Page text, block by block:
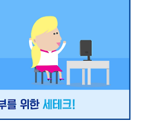
정도로 둘이 합쳐 1억 2천만원
용된다고 합니다. 이 때..